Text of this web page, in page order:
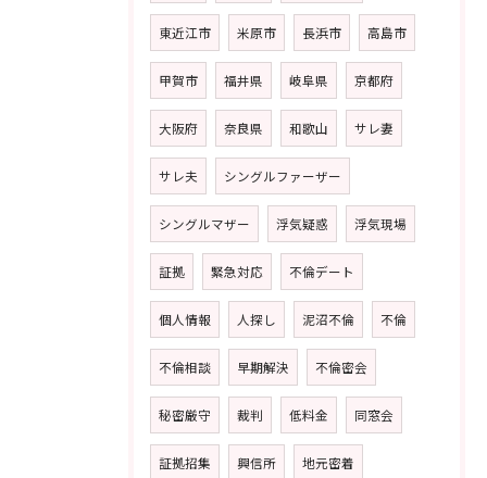
東近江市 米原市 長浜市 高島市
甲賀市 福井県 岐阜県 京都府
大阪府 奈良県 和歌山 サレ妻
サレ夫 シングルファーザー
シングルマザー 浮気疑惑 浮気現場
証拠 緊急対応 不倫デート
個人情報 人探し 泥沼不倫 不倫
不倫相談 早期解決 不倫密会
秘密厳守 裁判 低料金 同窓会
証拠招集 興信所 地元密着